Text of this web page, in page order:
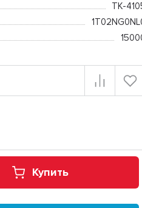
TK-
Купить